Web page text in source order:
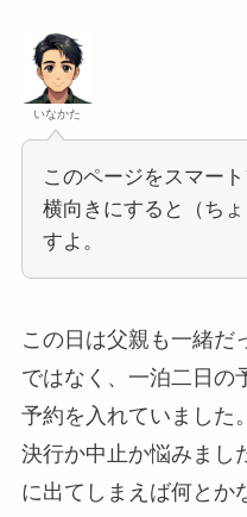
いなかた
このページをスマー
横向きにすると（ち
すよ。
この日は父親も一緒だ
ではなく、一泊二日の
予約を入れていました
決行か中止か悩みまし
に出てしまえば何とか